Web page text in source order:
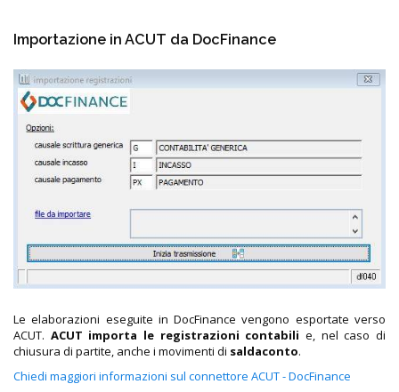
Importazione in ACUT da DocFinance
Le elaborazioni eseguite in DocFinance vengono esportate verso
ACUT. ACUT importa le registrazioni contabili e, nel caso di
chiusura di partite, anche i movimenti di saldaconto.
Chiedi maggiori informazioni sul connettore ACUT - DocFinance